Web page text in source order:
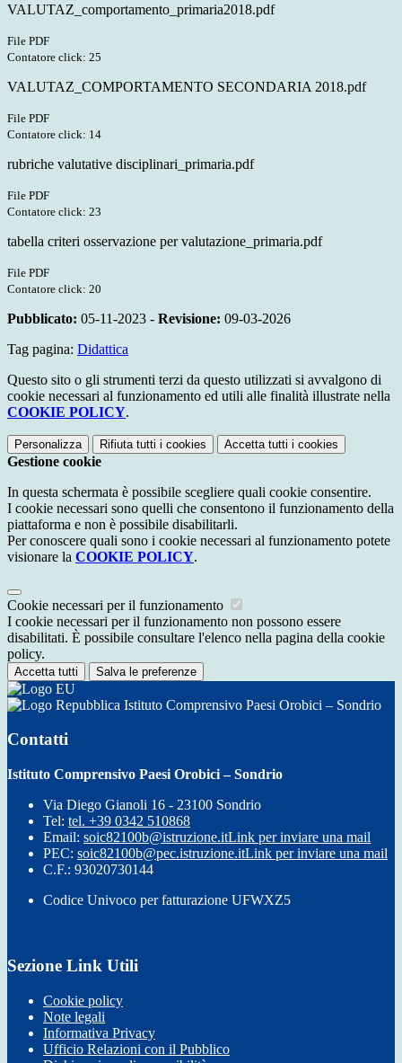
VALUTAZ_comportamento_primaria2018.pdf
File PDF
Contatore click: 25
VALUTAZ_COMPORTAMENTO SECONDARIA 2018.pdf
File PDF
Contatore click: 14
rubriche valutative disciplinari_primaria.pdf
File PDF
Contatore click: 23
tabella criteri osservazione per valutazione_primaria.pdf
File PDF
Contatore click: 20
Pubblicato: 05-11-2023 - Revisione: 09-03-2026
Tag pagina: Didattica
Questo sito o gli strumenti terzi da questo utilizzati si avvalgono di
cookie necessari al funzionamento ed utili alle finalità illustrate nella
COOKIE POLICY.
Personalizza Rifiuta tutti i cookies Accetta tutti i cookies
Gestione cookie
In questa schermata è possibile scegliere quali cookie consentire.
I cookie necessari sono quelli che consentono il funzionamento della
piattaforma e non è possibile disabilitarli.
Per conoscere quali sono i cookie necessari al funzionamento potete
visionare la COOKIE POLICY.
Cookie necessari per il funzionamento
I cookie necessari per il funzionamento non possono essere
disabilitati. È possibile consultare l'elenco nella pagina della cookie
policy.
Accetta tutti Salva le preferenze
Istituto Comprensivo Paesi Orobici – Sondrio
Contatti
Istituto Comprensivo Paesi Orobici – Sondrio
Via Diego Gianoli 16 - 23100 Sondrio
Tel: tel. +39 0342 510868
Email: soic82100b@istruzione.itLink per inviare una mail
PEC: soic82100b@pec.istruzione.itLink per inviare una mail
C.F.: 93020730144
Codice Univoco per fatturazione UFWXZ5
Sezione Link Utili
Cookie policy
Note legali
Informativa Privacy
Ufficio Relazioni con il Pubblico